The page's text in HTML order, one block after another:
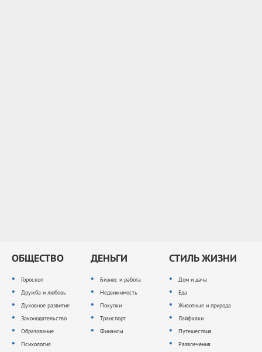
ОБЩЕСТВО
Гороскоп
Дружба и любовь
Духовное развитие
Законодательство
Образование
Психология
ДЕНЬГИ
Бизнес и работа
Недвижимость
Покупки
Транспорт
Финансы
СТИЛЬ ЖИЗНИ
Дом и дача
Еда
Животные и природа
Лайфхаки
Путешествия
Развлечения